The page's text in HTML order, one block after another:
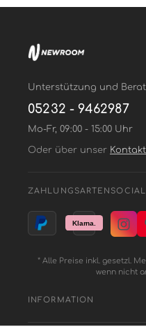
Unterstützung und
05232 - 9462987
Mo-Fr, 09:00 - 15:00 Uhr
Oder über unser
ZAHLUNGSARTEN
* Alle Preise inkl. gesetzl.
wenn nicht
INFORMATION